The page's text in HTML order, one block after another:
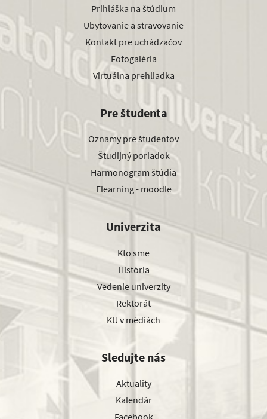
Prihláška na štúdium
Ubytovanie a stravovanie
Kontakt pre uchádzačov
Fotogaléria
Virtuálna prehliadka
Pre študenta
Oznamy pre študentov
Študijný poriadok
Harmonogram štúdia
Elearning - moodle
Univerzita
Kto sme
História
Vedenie univerzity
Rektorát
KU v médiách
Sledujte nás
Aktuality
Kalendár